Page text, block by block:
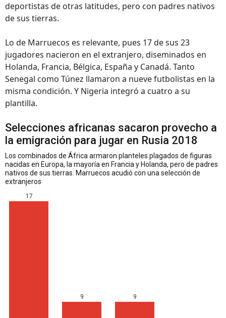
deportistas de otras latitudes, pero con padres nativos
de sus tierras.
Lo de Marruecos es relevante, pues 17 de sus 23
jugadores nacieron en el extranjero, diseminados en
Holanda, Francia, Bélgica, España y Canadá. Tanto
Senegal como Túnez llamaron a nueve futbolistas en la
misma condición. Y Nigeria integró a cuatro a su
plantilla.